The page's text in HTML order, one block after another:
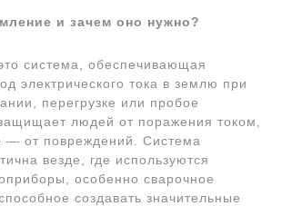
и зачем оно нужно?
система, обеспечивающая
электрического тока в землю при
перегрузке или пробое
людей от поражения током,
— от повреждений. Система
везде, где используются
особенно сварочное
создавать значительные